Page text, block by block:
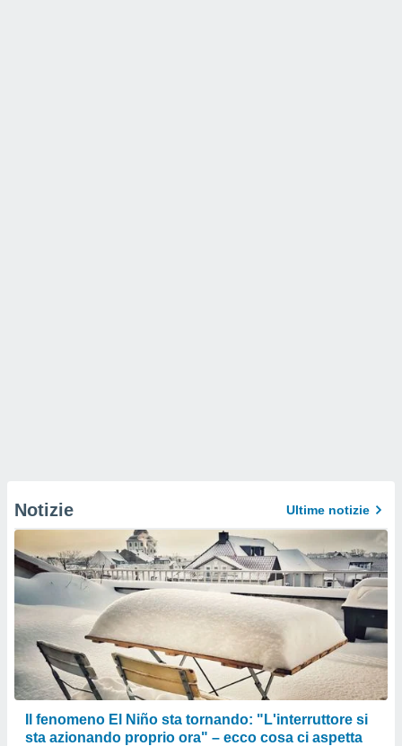
Notizie Ultime notizie
Il fenomeno El Niño sta tornando: "L'interruttore si
sta azionando proprio ora" – ecco cosa ci aspetta